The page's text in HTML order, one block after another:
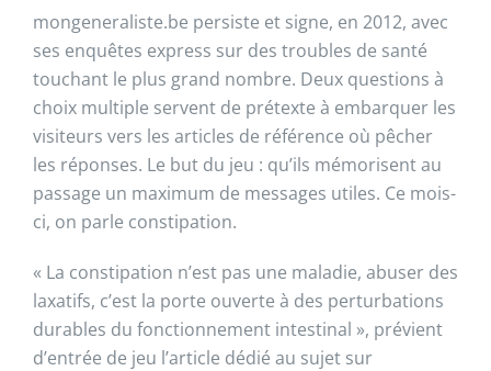
mongeneraliste.be persiste et signe, en 2012, avec
ses enquêtes express sur des troubles de santé
touchant le plus grand nombre. Deux questions à
choix multiple servent de prétexte à embarquer les
visiteurs vers les articles de référence où pêcher
les réponses. Le but du jeu : qu’ils mémorisent au
passage un maximum de messages utiles. Ce mois-
ci, on parle constipation.
« La constipation n’est pas une maladie, abuser des
laxatifs, c’est la porte ouverte à des perturbations
durables du fonctionnement intestinal », prévient
d’entrée de jeu l’article dédié au sujet sur